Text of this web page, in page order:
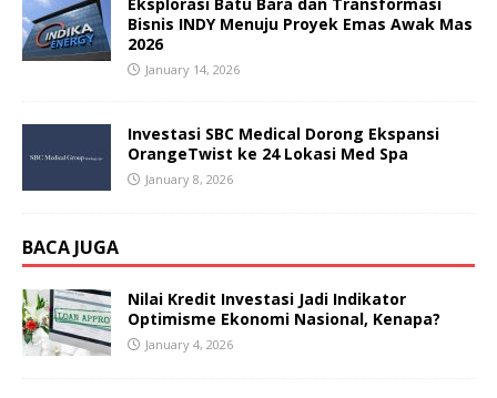
Bisnis INDY Menuju Proyek Emas Awak Mas
2026
January 14, 2026
Investasi SBC Medical Dorong Ekspansi
OrangeTwist ke 24 Lokasi Med Spa
January 8, 2026
BACA JUGA
Nilai Kredit Investasi Jadi Indikator
Optimisme Ekonomi Nasional, Kenapa?
January 4, 2026